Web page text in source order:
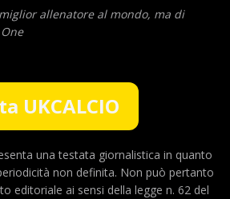
allenatore al mondo, ma di
UKCALCIO
una testata giornalistica in quanto
non definita. Non può pertanto
editoriale ai sensi della legge n. 62 del